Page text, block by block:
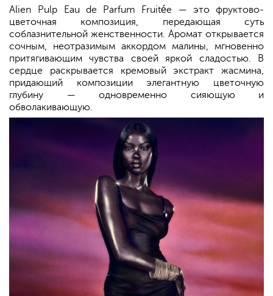
Alien Pulp Eau de Parfum Fruitée — это фруктово-
цветочная композиция, передающая суть
соблазнительной женственности. Аромат открывается
сочным, неотразимым аккордом малины, мгновенно
притягивающим чувства своей яркой сладостью. В
сердце раскрывается кремовый экстракт жасмина,
придающий композиции элегантную цветочную
глубину — одновременно сияющую и
обволакивающую.